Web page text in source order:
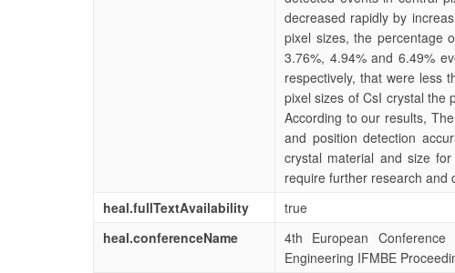
decreased rapidly by
pixel sizes, the percentage
3.76%, 4.94% and 6.49%
respectively, that were less
pixel sizes of CsI crystal the
According to our results,
and position detection
crystal material and size
require further research and
heal.fullTextAvailability
true
heal.conferenceName
4th European
Engineering IFMBE